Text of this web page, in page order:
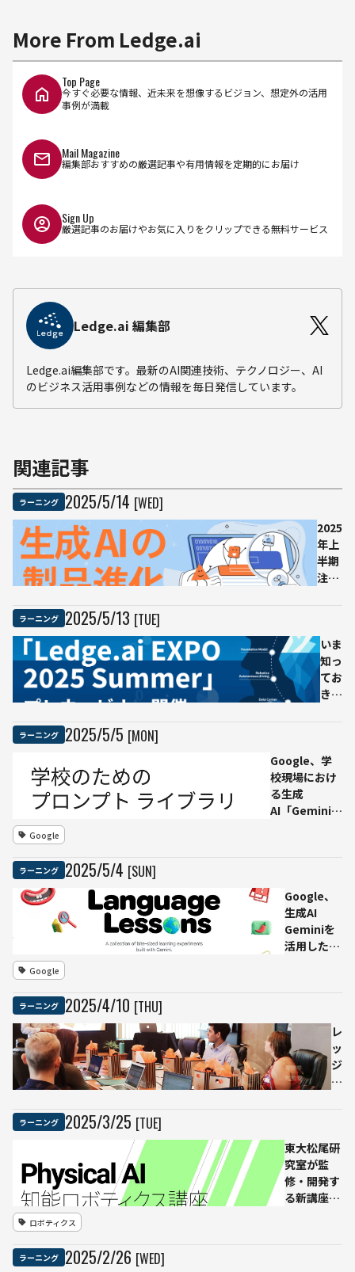
More From Ledge.ai
Top Page
今すぐ必要な情報、近未来を想像するビジョン、想定外の活用
事例が満載
Mail Magazine
編集部おすすめの厳選記事や有用情報を定期的にお届け
Sign Up
厳選記事のお届けやお気に入りをクリップできる無料サービス
Ledge.ai 編集部
Ledge.ai編集部です。最新のAI関連技術、テクノロジー、AI
のビジネス活用事例などの情報を毎日発信しています。
関連記事
ラーニング 2025/5/14 [WED]
2025
年上
半期
注目
を丁
寧に
解説
する
ー｜
第1
LLM
ュの
ント
総ま
性も
見え
てき
た？
ラーニング 2025/5/13 [TUE]
いま
知っ
てお
きた
ンド
と
初心
無料
ビナ
ー
ラーニング 2025/5/5 [MON]
Google、学
校現場におけ
る生成
AI「Gemini」
リ」を無料公
Google
ラーニング 2025/5/4 [SUN]
Google、
生成AI
Geminiを
活用した日
Lessons」
を公開──
日本語、英
語、スペイ
語、ドイツ
語、イタリ
ア語、ロシ
ア語、アラ
Google
ラーニング 2025/4/10 [THU]
レ
ッ
ジ
が
た
成
AI
ラーニング 2025/3/25 [TUE]
東大松尾研
究室が監
修・開発す
る新講座
ロボティクス
ラーニング 2025/2/26 [WED]